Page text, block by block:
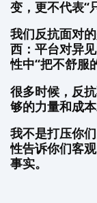
变，更不代表“
我们反抗面对
西：平台对异
性中“把不舒服
很多时候，反
够的力量和成本
我不是打压你
性告诉你们客
事实。